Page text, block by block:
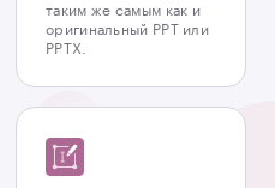
таким же самым как и
оригинальный PPT или
PPTX.